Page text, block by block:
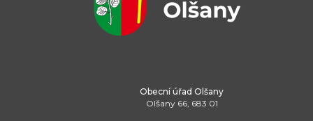
Obecní úřad Olšany
Olšany 66, 683 01